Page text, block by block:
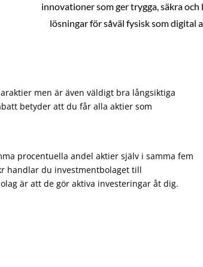
innovationer som ger trygga, säkra och
lösningar för såväl fysisk som digital
men är även väldigt bra långsiktiga
betyder att du får alla aktier som
procentuella andel aktier själv i samma fem
handlar du investmentbolaget till
är att de gör aktiva investeringar åt dig.